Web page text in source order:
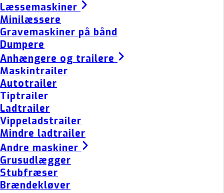
Læssemaskiner
Minilæssere
Gravemaskiner på bånd
Dumpere
Anhængere og trailere
Maskintrailer
Autotrailer
Tiptrailer
Ladtrailer
Vippeladstrailer
Mindre ladtrailer
Andre maskiner
Grusudlægger
Stubfræser
Brændekløver